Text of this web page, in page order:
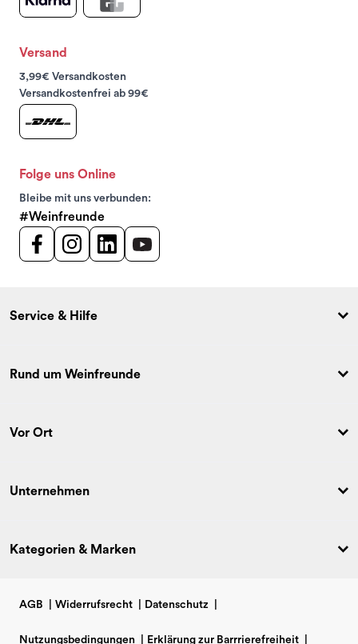
Versand
3,99€ Versandkosten
Versandkostenfrei ab 99€
Folge uns Online
Bleibe mit uns verbunden:
#Weinfreunde
Service & Hilfe
Rund um Weinfreunde
Vor Ort
Unternehmen
Kategorien & Marken
AGB Widerrufsrecht Datenschutz
Nutzungsbedingungen Erklärung zur Barrrierefreiheit